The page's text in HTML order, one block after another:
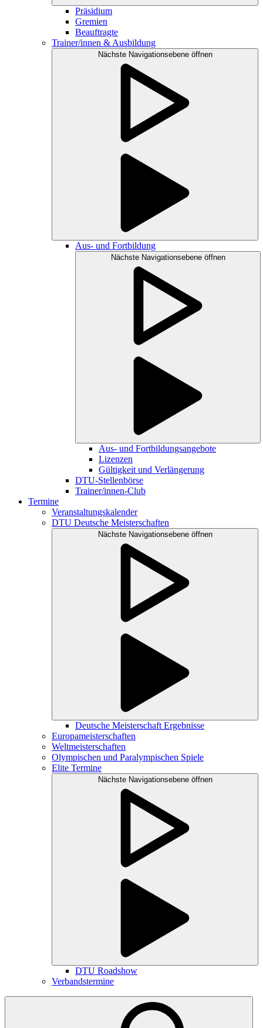
Präsidium
Gremien
Beauftragte
Trainer/innen & Ausbildung
Nächste Navigationsebene öffnen
Aus- und Fortbildung
Nächste Navigationsebene öffnen
Aus- und Fortbildungsangebote
Lizenzen
Gültigkeit und Verlängerung
DTU-Stellenbörse
Trainer/innen-Club
Termine
Veranstaltungskalender
DTU Deutsche Meisterschaften
Nächste Navigationsebene öffnen
Deutsche Meisterschaft Ergebnisse
Europameisterschaften
Weltmeisterschaften
Olympischen und Paralympischen Spiele
Elite Termine
Nächste Navigationsebene öffnen
DTU Roadshow
Verbandstermine